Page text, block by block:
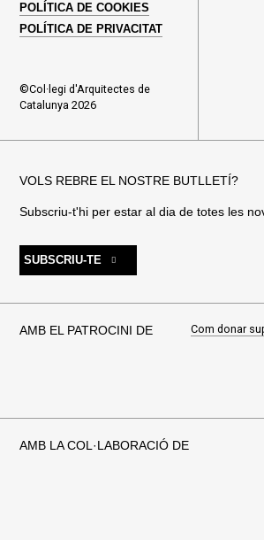
POLÍTICA DE COOKIES
POLÍTICA DE PRIVACITAT
©Col·legi d'Arquitectes de
Catalunya 2026
VOLS REBRE EL NOSTRE BUTLLETÍ?
Subscriu-t'hi per estar al dia de totes les
SUBSCRIU-TE
AMB EL PATROCINI DE Com donar
AMB LA COL·LABORACIÓ DE